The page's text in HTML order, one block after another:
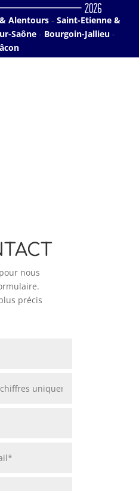
Alentours - Saint-Etienne &
Saône - Bourgoin-Jallieu -
nous
précis